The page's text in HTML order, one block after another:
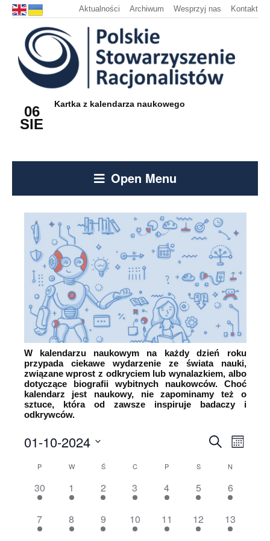
Aktualności Archiwum Wesprzyj nas Kontakt
06
SIE
Kartka z kalendarza naukowego
Open Menu
W kalendarzu naukowym na każdy dzień roku
przypada ciekawe wydarzenie ze świata nauki,
związane wprost z odkryciem lub wynalazkiem, albo
dotyczące biografii wybitnych naukowców. Choć
kalendarz jest naukowy, nie zapominamy też o
sztuce, która od zawsze inspiruje badaczy i
odkrywców.
Szukaj
Month
01-10-2024
datę.
Kalendarz
Wydarzenia
P W Ś C P S N
1
wydarzenie,
30
1
wydarzenie,
1
1
wydarzenie,
2
1
wydarzenie,
3
1
wydarzenie,
4
1
wydarzenie,
5
1
6
1
wydarzenie,
7
1
wydarzenie,
8
1
wydarzenie,
9
1
wydarzenie,
10
1
wydarzenie,
11
1
wydarzenie,
12
1
13